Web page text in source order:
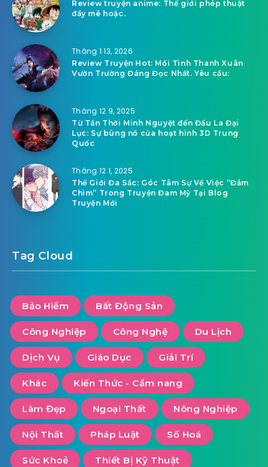
Review truyện anime: Thế giới phép thuật
đầy mê hoặc.
Tháng 1 13, 2026
Review Truyện Hot: Mối Tình Thanh Xuân
Vườn Trường Đáng Đọc Nhất. Yêu cầu:
Tháng 12 9, 2025
Từ Tần Thời Minh Nguyệt đến Đấu La Đại
Lục: Sự bùng nổ của hoạt hình 3D Trung
Quốc
Tháng 12 1, 2025
Thế Giới Đa Sắc: Góc Tâm Sự Về Việc “Đắm
Chìm” Trong Truyện Đam Mỹ Tại Blog
Truyện Mới
Tag Cloud
Bảo Hiểm Bất Động Sản
Công Nghiệp Công Nghệ Du Lịch
Dịch Vụ Giáo Dục Giải Trí
Khác Kiến Thức - Cẩm nang
Làm Đẹp Ngoại Thất Nông Nghiệp
Nội Thất Pháp Luật Số Hoá
Sức Khoẻ Thiết Bị Kỹ Thuật